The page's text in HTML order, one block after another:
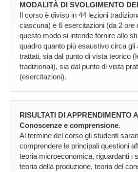
MODALITÀ DI SVOLGIMENTO
Il corso è diviso in 44 lezioni
ciascuna) e 6 esercitazioni (da 2 ore
questo modo si intende fornire allo
quadro quanto più esaustivo circa gli
trattati, sia dal punto di vista teorico
tradizionali), sia dal punto di vista
(esercitazioni).
RISULTATI DI APPRENDIMENTO
Conoscenze e comprensione.
Al termine del corso gli studenti
comprendere le principali questioni
teoria microeconomica, riguardanti i
teoria della produzione, teoria del